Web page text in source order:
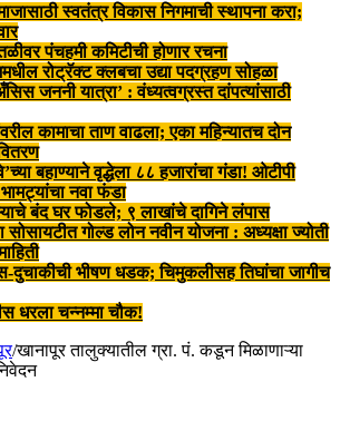
स्वतंत्र विकास निगमाची स्थापना करा;
पंचहमी कमिटीची होणार रचना
रोट्रॅक्ट क्लबचा उद्या पदग्रहण सोहळा
जननी यात्रा’ : वंध्यत्वग्रस्त दांपत्यांसाठी
कामाचा ताण वाढला; एका महिन्यातच दोन
बहाण्याने वृद्धेला ८८ हजारांचा गंडा! ओटीपी
नवा फंडा
बंद घर फोडले; ९ लाखांचे दागिने लंपास
सोसायटीत गोल्ड लोन नवीन योजना : अध्यक्षा ज्योती
भीषण धडक; चिमुकलीसह तिघांचा जागीच
धरला चन्नम्मा चौक!
/खानापूर तालुक्यातील ग्रा. पं. कडून मिळाणाऱ्या